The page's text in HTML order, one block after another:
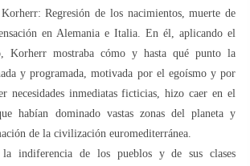
Regresión de los nacimientos, muerte de
en Alemania e Italia. En él, aplicando el
Korherr mostraba cómo y hasta qué punto la
y programada, motivada por el egoísmo y por
necesidades inmediatas ficticias, hizo caer en el
habían dominado vastas zonas del planeta y
de la civilización euromediterránea.
indiferencia de los pueblos y de sus clases